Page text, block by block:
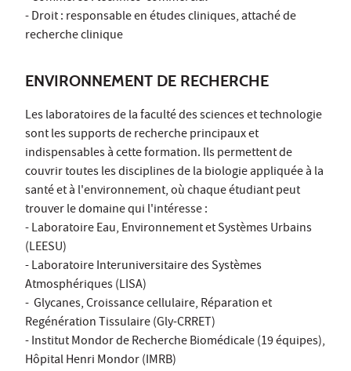
- Droit : responsable en études cliniques, attaché de
recherche clinique
ENVIRONNEMENT DE RECHERCHE
Les laboratoires de la faculté des sciences et technologie
sont les supports de recherche principaux et
indispensables à cette formation. Ils permettent de
couvrir toutes les disciplines de la biologie appliquée à la
santé et à l'environnement, où chaque étudiant peut
trouver le domaine qui l'intéresse :
- Laboratoire Eau, Environnement et Systèmes Urbains
(LEESU)
- Laboratoire Interuniversitaire des Systèmes
Atmosphériques (LISA)
- Glycanes, Croissance cellulaire, Réparation et
Regénération Tissulaire (Gly-CRRET)
- Institut Mondor de Recherche Biomédicale (19 équipes),
Hôpital Henri Mondor (IMRB)